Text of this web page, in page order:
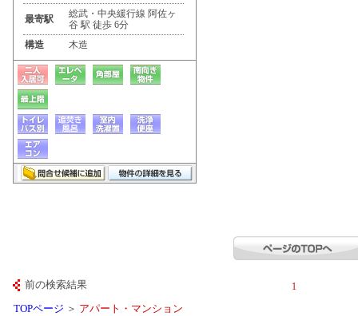
最寄駅
総武・中央緩行線 阿佐ヶ
谷 駅 徒歩 6分
構造
木造
前の検索結果 1
TOPページ ＞ アパート・マンション